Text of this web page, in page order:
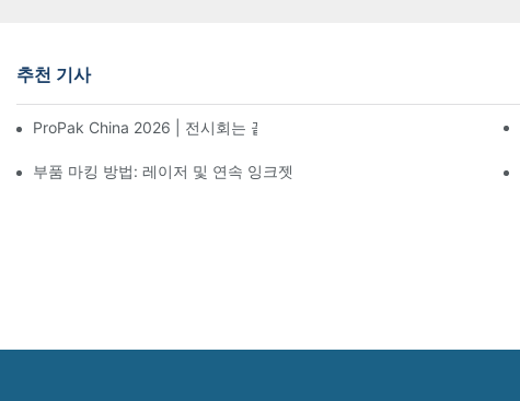
추천 기사
ProPak China 2026 | 전시회는 끝나지만, 저희 서비스는 계속됩니다
부품 마킹 방법: 레이저 및 연속 잉크젯